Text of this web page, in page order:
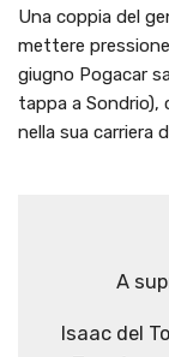
Una coppia del
mettere
giugno Pogacar
tappa a Sondrio),
nella sua carriera
A
Isaac del